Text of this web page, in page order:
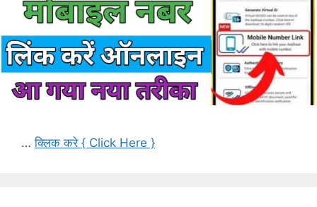
…क्लिक करे { Click Here }